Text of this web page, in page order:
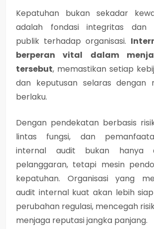
Kepatuhan bukan sekadar
adalah fondasi integritas dan
publik terhadap organisasi.
berperan vital dalam
tersebut, memastikan setiap
dan keputusan selaras dengan
berlaku.
Dengan pendekatan berbasis
lintas fungsi, dan
internal audit bukan hanya
pelanggaran, tetapi mesin
kepatuhan. Organisasi yang
audit internal kuat akan lebih
perubahan regulasi, mencegah
menjaga reputasi jangka panjang.